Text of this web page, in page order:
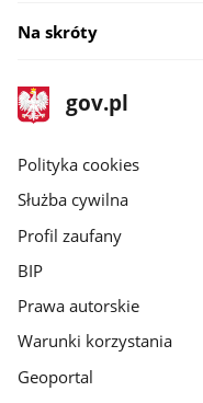
Na skróty
stopka
gov.pl
Strona
gov.pl
gov.pl
Polityka cookies
Służba cywilna
Profil zaufany
BIP
Prawa autorskie
Warunki korzystania
Geoportal